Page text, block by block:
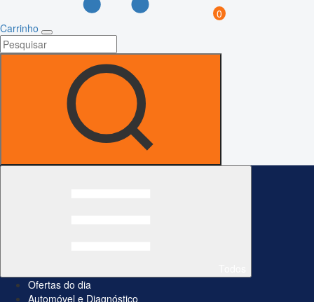
0
Carrinho
Ofertas do dia
Automóvel e Diagnóstico